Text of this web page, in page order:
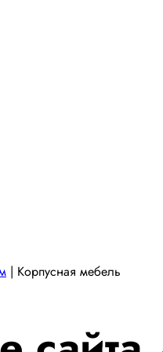
| Корпусная мебель